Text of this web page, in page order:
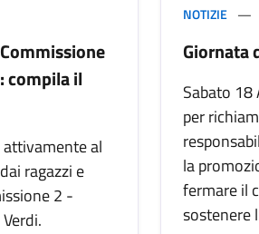
compila il
al
ragazzi e
2 -
NOTIZIE
Giornata
Sabato 18
per
la
fermare il
sostenere